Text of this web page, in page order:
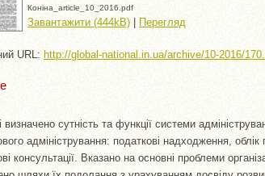
Конiна_article_10_2016.pdf
Завантажити (444kB) | Перегляд
URL: http://global-national.in.ua/archive/10-2016/
визначено сутність та функції системи
адміністрування: податкові надходження,
консультації. Вказано на основні проблеми